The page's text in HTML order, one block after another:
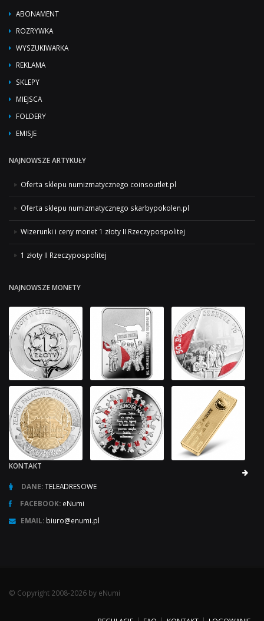
ABONAMENT
ROZRYWKA
WYSZUKIWARKA
REKLAMA
SKLEPY
MIEJSCA
FOLDERY
EMISJE
NAJNOWSZE ARTYKUŁY
Oferta sklepu numizmatycznego coinsoutlet.pl
Oferta sklepu numizmatycznego skarbypokolen.pl
Wizerunki i ceny monet 1 złoty II Rzeczypospolitej
1 złoty II Rzeczypospolitej
NAJNOWSZE MONETY
KONTAKT
DANE:TELEADRESOWE
FACEBOOK: eNumi
EMAIL: biuro@enumi.pl
© Copyright 2008-2026 by eNumi